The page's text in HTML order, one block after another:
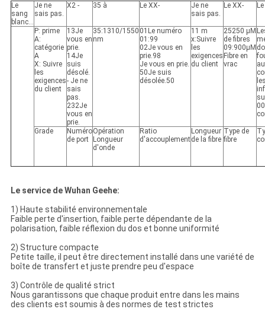
Le
sang
blanc...
Je ne
sais pas.
X2 - 35 à Le XX-
Je ne
sais pas.
Le XX-
P: prime
A:
catégorie
A
X: Suivre
les
exigences
du client
13Je
vous en
prie.
14Je
suis
désolé.
- Je ne
sais
pas.
232Je
vous en
prie.
35:1310/1550
nm
01Le numéro
01:99
02Je vous en
prie.98
Je vous en prie.
50Je suis
désolée.50
11 m
x:Suivre
les
exigences
du client
25250 μM
de fibres
09:900μM
Fibre en
vrac
Grade
Numéro
de port
Opération
Longueur
d'onde
Ratio
d'accouplement
Longueur
de la fibre
Type de
fibre
Le service de Wuhan Geehe:
1) Haute stabilité environnementale
Faible perte d'insertion, faible perte dépendante de la
polarisation, faible réflexion du dos et bonne uniformité
2) Structure compacte
Petite taille, il peut être directement installé dans une variété de
boîte de transfert et juste prendre peu d'espace
3) Contrôle de qualité strict
Nous garantissons que chaque produit entre dans les mains
des clients est soumis à des normes de test strictes